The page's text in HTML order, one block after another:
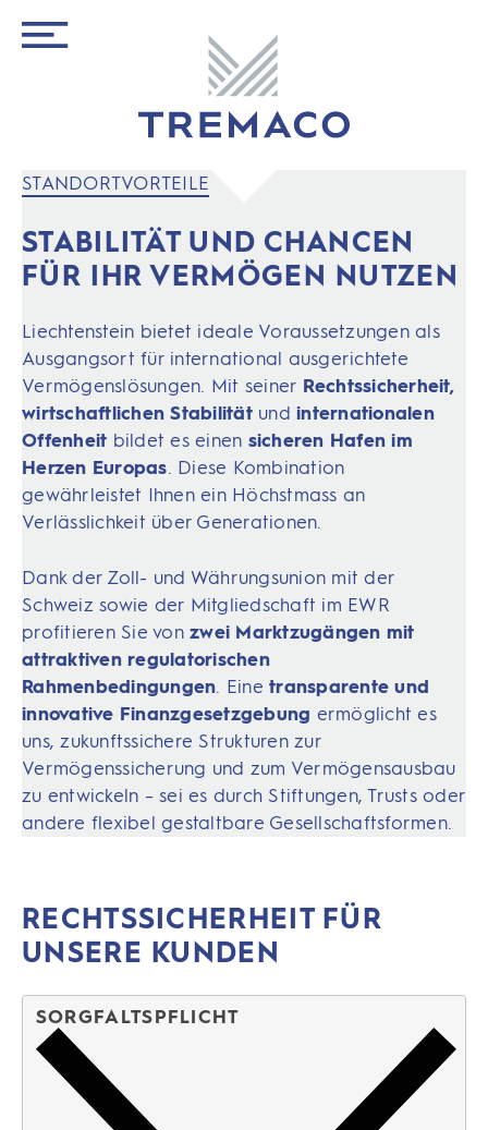
STANDORTVORTEILE
STABILITÄT UND CHANCEN
FÜR IHR VERMÖGEN NUTZEN
Liechtenstein bietet ideale Voraussetzungen als
Ausgangsort für international ausgerichtete
Vermögenslösungen. Mit seiner Rechtssicherheit,
wirtschaftlichen Stabilitätundinternationalen
Offenheit bildet es einen sicheren Hafen im
Herzen Europas. Diese Kombination
gewährleistet Ihnen ein Höchstmass an
Verlässlichkeit über Generationen.
Dank der Zoll- und Währungsunion mit der
Schweiz sowie der Mitgliedschaft im EWR
profitieren Sie vonzwei Marktzugängen mit
attraktiven regulatorischen
Rahmenbedingungen. Einetransparente und
innovative Finanzgesetzgebung ermöglicht es
uns, zukunftssichere Strukturen zur
Vermögenssicherung und zum Vermögensausbau
zu entwickeln – sei es durch Stiftungen, Trusts oder
andere flexibel gestaltbare Gesellschaftsformen.
RECHTSSICHERHEIT FÜR
UNSERE KUNDEN
SORGFALTSPFLICHT